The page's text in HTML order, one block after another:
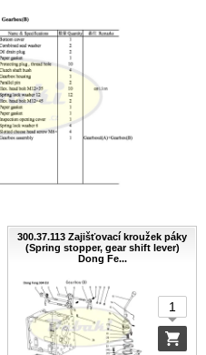
300.37.113 Zajišťovací kroužek páky
(Spring stopper, gear shift lever)
Dong Fe...